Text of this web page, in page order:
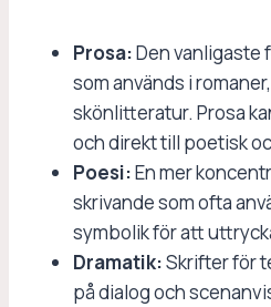
Prosa:Den vanligaste
som används i
skönlitteratur. Prosa
och direkt till poetisk
Poesi:En mer
skrivande som ofta
symbolik för att
Dramatik:Skrifter för
på dialog och